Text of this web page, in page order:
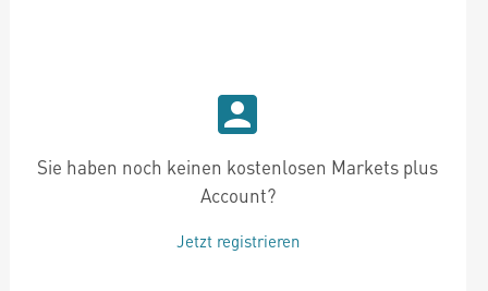
Sie haben noch keinen kostenlosen Markets plus
Account?
Jetzt registrieren